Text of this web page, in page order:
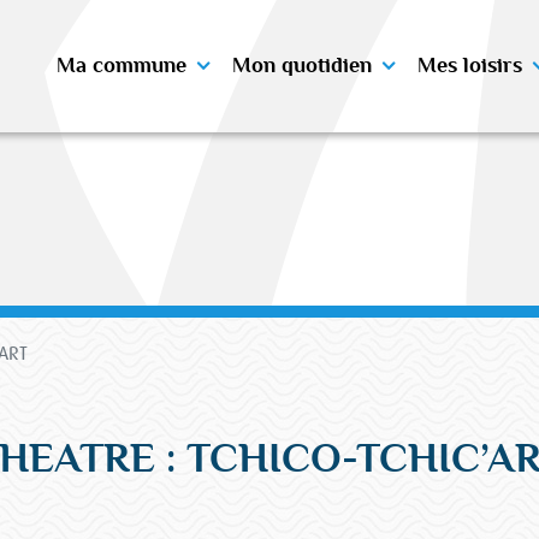
Ma commune Mon quotidien Mes loisirs
: TCHICO-